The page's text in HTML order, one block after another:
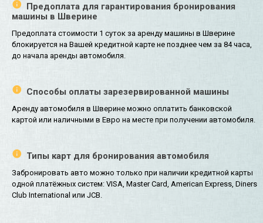
Предоплата для гарантирования бронирования
машины в Шверине
Предоплата стоимости 1 суток за аренду машины в Шверине
блокируется на Вашей кредитной карте не позднее чем за 84 часа,
до начала аренды автомобиля.
Способы оплаты зарезервированной машины
Аренду автомобиля в Шверине можно оплатить банковской
картой или наличными в Евро на месте при получении автомобиля.
Типы карт для бронирования автомобиля
Забронировать авто можно только при наличии кредитной карты
одной платёжных систем: VISA, Master Card, American Express, Diners
Club International или JCB.